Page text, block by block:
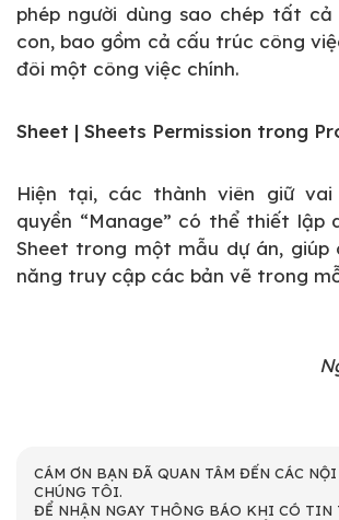
phép người dùng sao chép tất
con, bao gồm cả cấu trúc công
đôi một công việc chính.
Sheet | Sheets Permission trong
Hiện tại, các thành viên giữ
quyền “Manage” có thể thiết lập
Sheet trong một mẫu dự án, giúp
năng truy cập các bản vẽ trong
CÁM ƠN BẠN ĐÃ QUAN TÂM ĐẾN CÁC
CHÚNG TÔI.
ĐỂ NHẬN NGAY THÔNG BÁO KHI CÓ TIN